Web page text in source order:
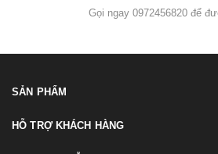
Gọi ngay 0972456820 để
SẢN PHẨM
HỖ TRỢ KHÁCH HÀNG